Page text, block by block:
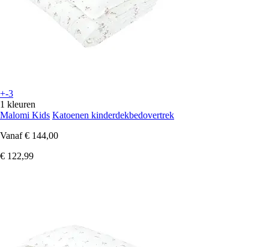
+-3
1 kleuren
Malomi Kids Katoenen kinderdekbedovertrek
Vanaf € 144,00
€ 122,99